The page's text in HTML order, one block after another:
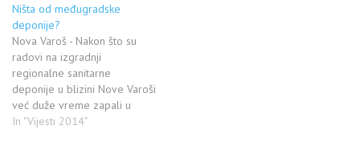
Ništa od međugradske
deponije?
Nova Varoš - Nakon što su
radovi na izgradnji
regionalne sanitarne
deponije u blizini Nove Varoši
već duže vreme zapali u
ćorsokak zbog nedostatka
In "Vijesti 2014"